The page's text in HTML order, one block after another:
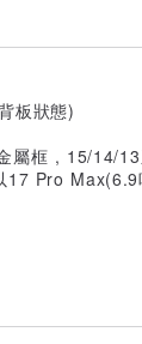
板狀態)
屬框 , 15/14/
17 Pro Max(6.9